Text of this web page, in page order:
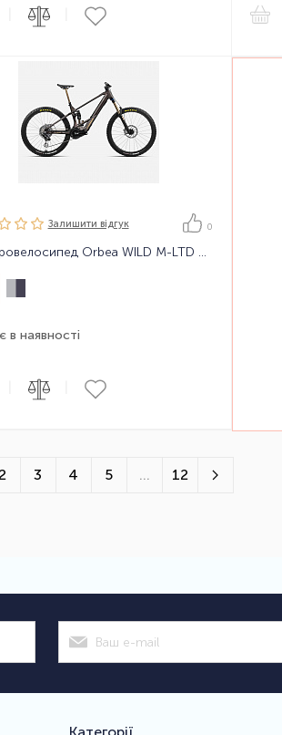
Залишити вiдгук 0
Електровелосипед Orbea WILD M-LTD 24
в наявності
2 3 4 5 ... 12